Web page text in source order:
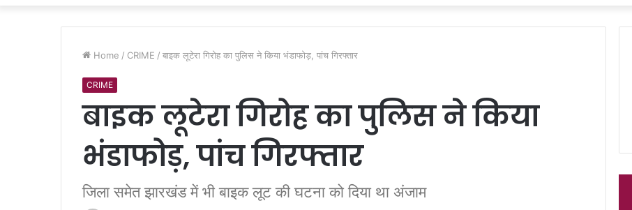
Home / CRIME / बाइक लूटेरा गिरोह का पुलिस ने किया भंडाफोड़, पांच गिरफ्तार
CRIME
बाइक लूटेरा गिरोह का पुलिस ने किया
भंडाफोड़, पांच गिरफ्तार
जिला समेत झारखंड में भी बाइक लूट की घटना को दिया था अंजाम